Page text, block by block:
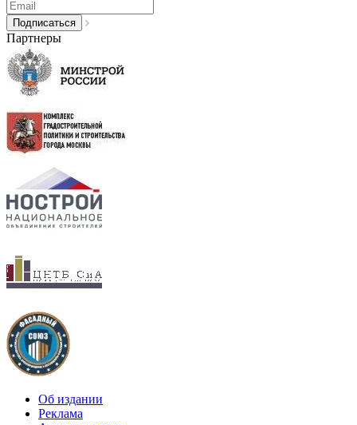
Партнеры
Об издании
Реклама